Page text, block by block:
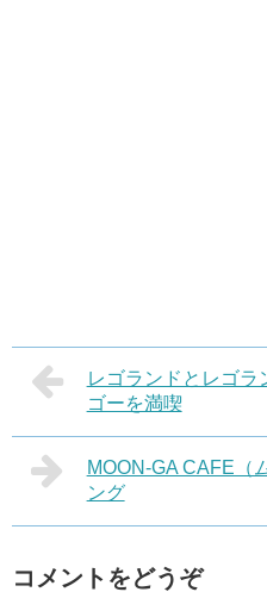
レゴランドとレゴラ
ゴーを満喫
MOON-GA CAFE（
ング
コメントをどうぞ